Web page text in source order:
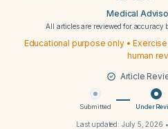
Medical
All articles are reviewed for accuracy
Educational purpose only •
human
Article
Submitted Under
Last updated: July 5, 2026